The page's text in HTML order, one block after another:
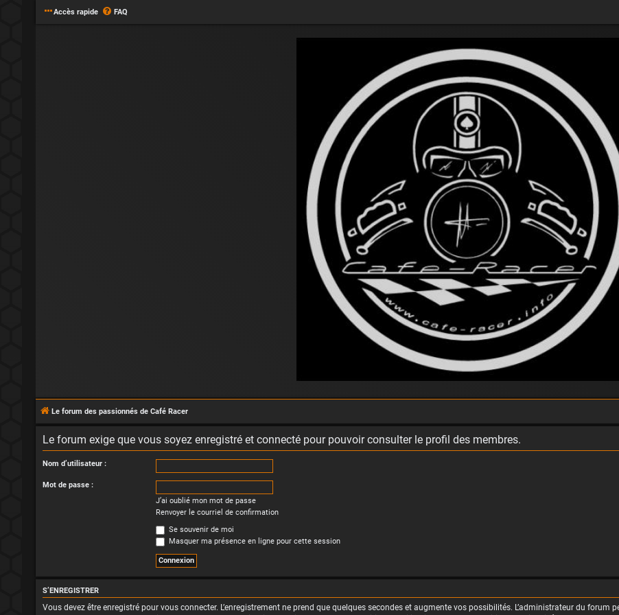
Accès rapide FAQ
Le forum des passionnés de Café Racer
Le forum exige que vous soyez enregistré et connecté pour pouvoir consulter le profil des membres.
Nom d’utilisateur :
Mot de passe :
J’ai oublié mon mot de passe
Renvoyer le courriel de confirmation
Se souvenir de moi
Masquer ma présence en ligne pour cette session
S’ENREGISTRER
Vous devez être enregistré pour vous connecter. L’enregistrement ne prend que quelques secondes et augmente vos possibilités. L’administrateur du